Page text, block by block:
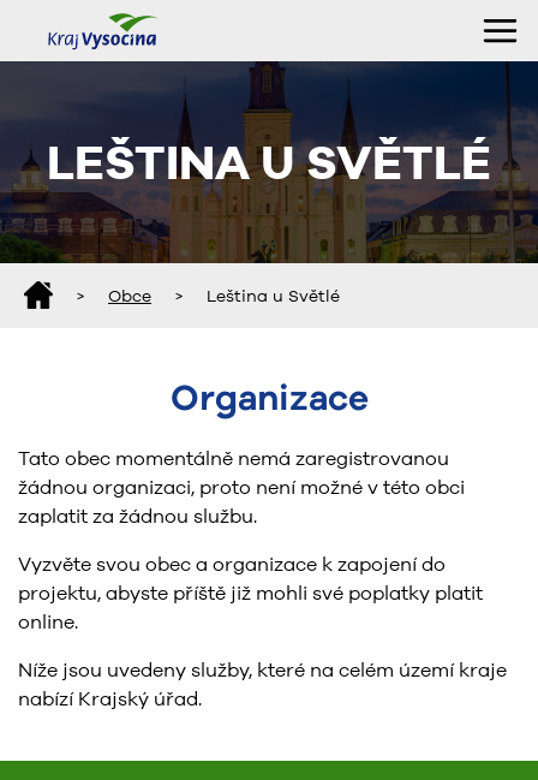
LEŠTINA U SVĚTLÉ
> Obce > Leština u Světlé
Organizace
Tato obec momentálně nemá zaregistrovanou
žádnou organizaci, proto není možné v této obci
zaplatit za žádnou službu.
Vyzvěte svou obec a organizace k zapojení do
projektu, abyste příště již mohli své poplatky platit
online.
Níže jsou uvedeny služby, které na celém území kraje
nabízí Krajský úřad.